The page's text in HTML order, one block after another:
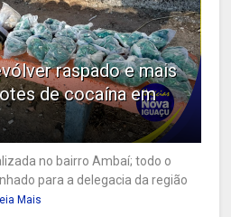
raspado e mais
de cocaína em
no bairro Ambaí; todo o
para a delegacia da região
Mais